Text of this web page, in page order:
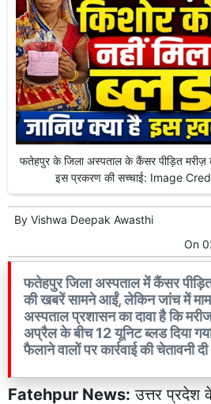
फतेहपुर के जिला अस्पताल के कैंसर पीड़ित मरीज़
इस प्रकरण की सच्चाई: Image
By Vishwa Deepak Awasthi
On
फतेहपुर जिला अस्पताल में कैंसर
की खबरें सामने आईं, लेकिन जांच में
अस्पताल प्रशासन का दावा है कि
अप्रैल के बीच 12 यूनिट ब्लड दिया
फैलाने वालों पर कार्रवाई की चेतावनी
Fatehpur News: उत्तर